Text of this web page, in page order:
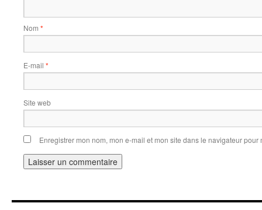
Nom *
E-mail *
Site web
Enregistrer mon nom, mon e-mail et mon site dans le navigateur